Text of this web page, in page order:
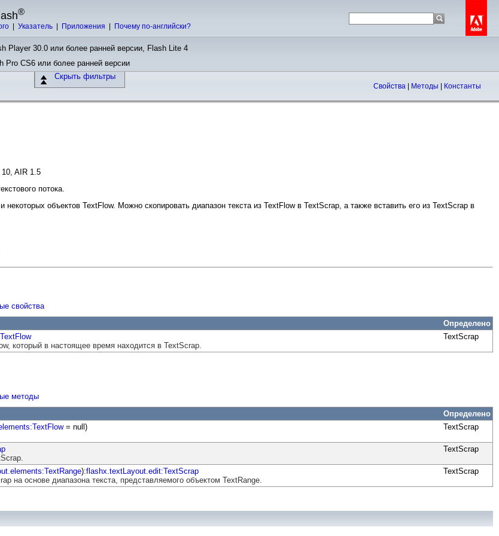
®
Указатель Приложения Почему по-английски?
Player 30.0 или более ранней версии, Flash Lite 4
Pro CS6 или более ранней версии
Скрыть фильтры
Свойства Методы Константы
AIR 1.5
потока.
объектов TextFlow. Можно скопировать диапазон текста из TextFlow в TextScrap, а также вставить его из TextScrap в
свойства
Определено
который в настоящее время находится в TextScrap.
TextScrap
методы
Определено
= null)
TextScrap
TextScrap
):flashx.textLayout.edit:TextScrap
на основе диапазона текста, представляемого объектом TextRange.
TextScrap